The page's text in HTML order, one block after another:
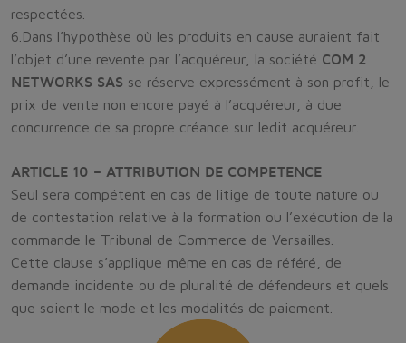
respectées.
6.Dans l’hypothèse où les produits en cause auraient fait
l’objet d’une revente par l’acquéreur, la société COM 2
NETWORKS SAS se réserve expressément à son profit, le
prix de vente non encore payé à l’acquéreur, à due
concurrence de sa propre créance sur ledit acquéreur.
ARTICLE 10 – ATTRIBUTION DE COMPETENCE
Seul sera compétent en cas de litige de toute nature ou
de contestation relative à la formation ou l’exécution de la
commande le Tribunal de Commerce de Versailles.
Cette clause s’applique même en cas de référé, de
demande incidente ou de pluralité de défendeurs et quels
que soient le mode et les modalités de paiement.